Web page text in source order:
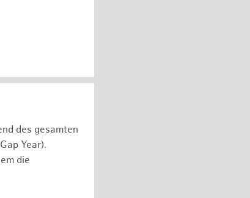
des gesamten
Year).
die